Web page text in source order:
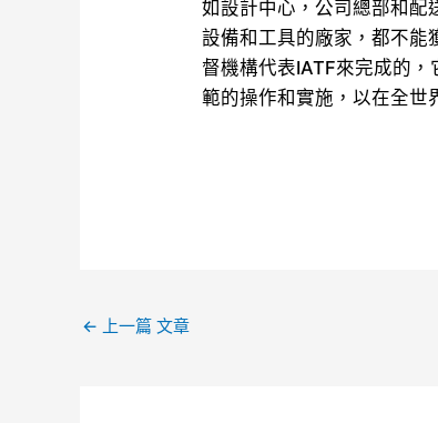
如設計中心，公司總部和配
設備和工具的廠家，都不能
督機構代表IATF來完成的
範的操作和實施，以在全世
← 上一篇 文章